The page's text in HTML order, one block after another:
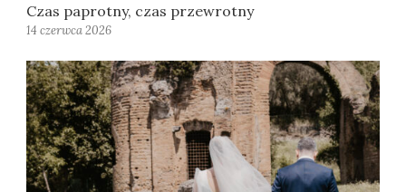
Czas paprotny, czas przewrotny
14 czerwca 2026